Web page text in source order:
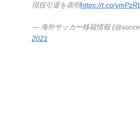
現役引退を表明https://t.co/
— 海外サッカー移籍情報
2021